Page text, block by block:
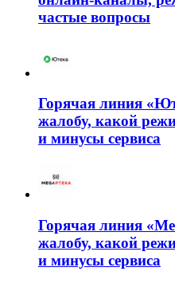
частые вопросы
Горячая линия
жалобу, какой
и минусы сервиса
Горячая линия
жалобу, какой
и минусы сервиса